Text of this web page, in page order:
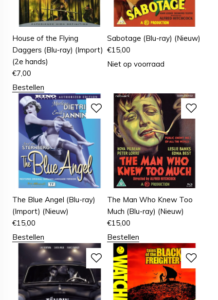
House of the Flying
Daggers (Blu-ray) (Import)
(2e hands)
€7,00
Bestellen
Sabotage (Blu-ray) (Nieuw)
€15,00
Niet op voorraad
The Blue Angel (Blu-ray)
(Import) (Nieuw)
€15,00
Bestellen
The Man Who Knew Too
Much (Blu-ray) (Nieuw)
€15,00
Bestellen